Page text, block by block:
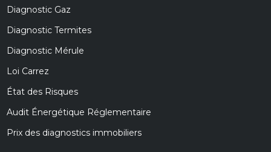
Diagnostic Gaz
Diagnostic Termites
Diagnostic Mérule
Loi Carrez
État des Risques
Audit Énergétique Réglementaire
Prix des diagnostics immobiliers